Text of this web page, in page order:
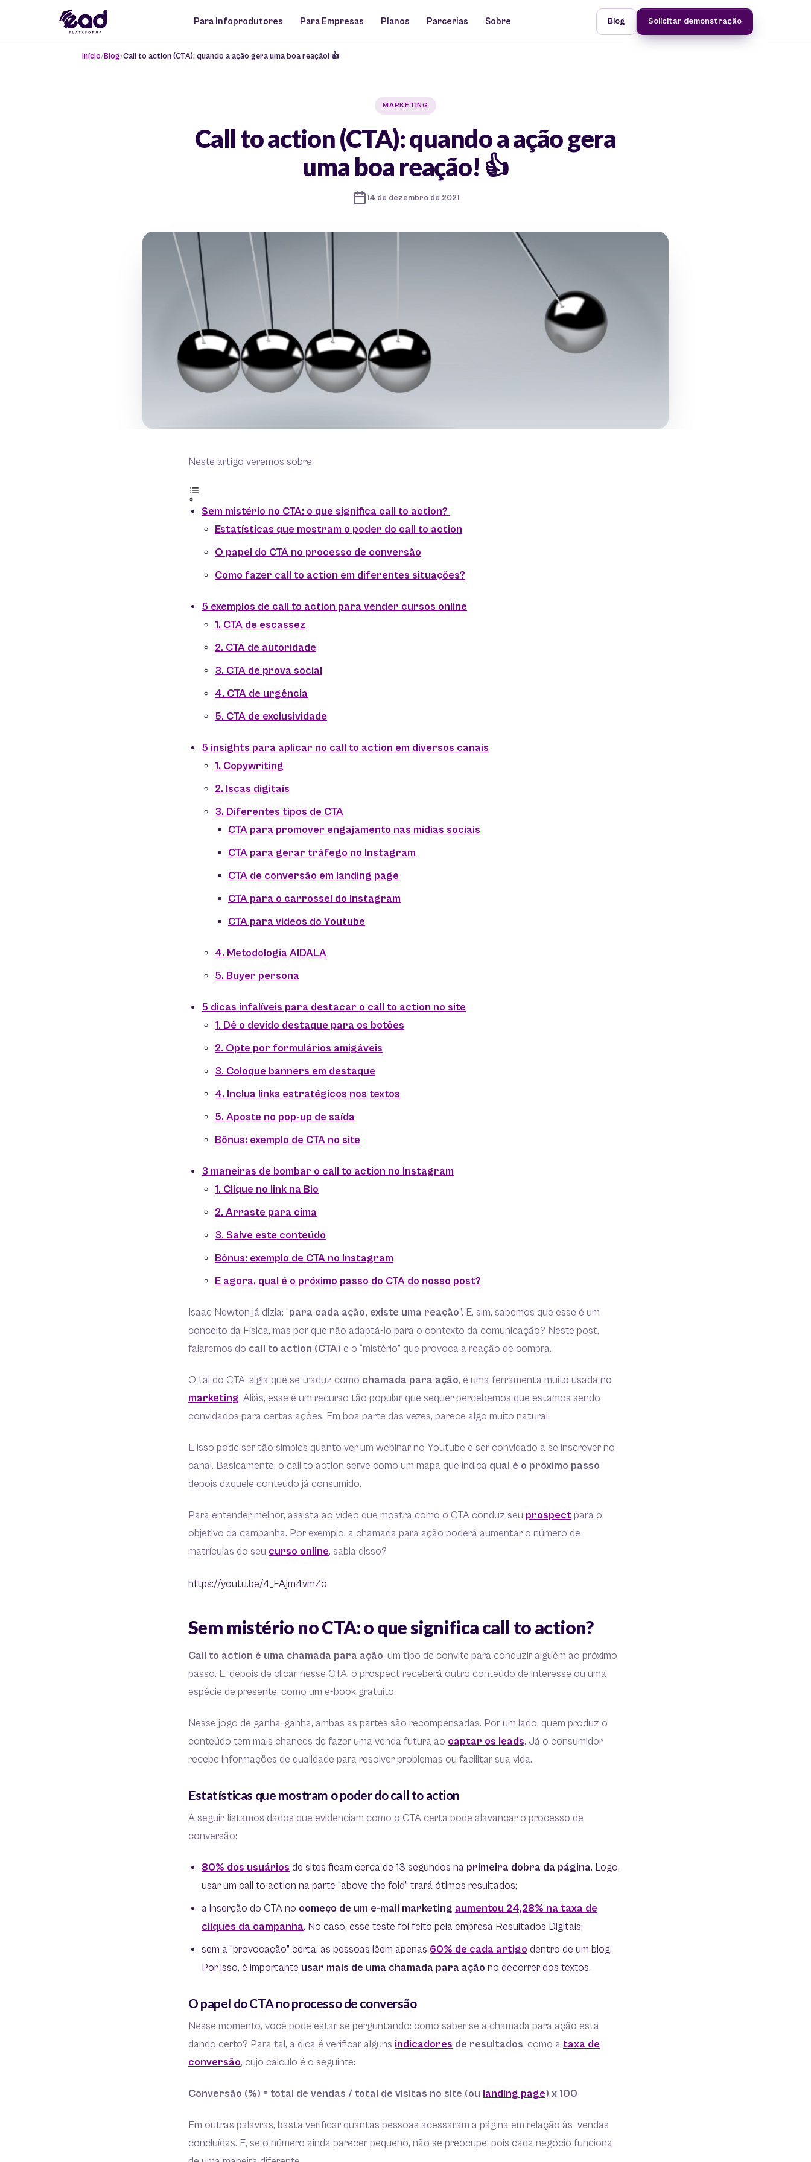
Para Infoprodutores Para Empresas Planos Parcerias Sobre Blog Solicitar demonstração
Início Blog Call to action (CTA): quando a ação gera uma boa reação! 👍
MARKETING
Call to action (CTA): quando a ação gera
uma boa reação! 👍
14 de dezembro de 2021
Neste artigo veremos sobre:
Sem mistério no CTA: o que significa call to action?
Estatísticas que mostram o poder do call to action
O papel do CTA no processo de conversão
Como fazer call to action em diferentes situações?
5 exemplos de call to action para vender cursos online
1. CTA de escassez
2. CTA de autoridade
3. CTA de prova social
4. CTA de urgência
5. CTA de exclusividade
5 insights para aplicar no call to action em diversos canais
1. Copywriting
2. Iscas digitais
3. Diferentes tipos de CTA
CTA para promover engajamento nas mídias sociais
CTA para gerar tráfego no Instagram
CTA de conversão em landing page
CTA para o carrossel do Instagram
CTA para vídeos do Youtube
4. Metodologia AIDALA
5. Buyer persona
5 dicas infalíveis para destacar o call to action no site
1. Dê o devido destaque para os botões
2. Opte por formulários amigáveis
3. Coloque banners em destaque
4. Inclua links estratégicos nos textos
5. Aposte no pop-up de saída
Bônus: exemplo de CTA no site
3 maneiras de bombar o call to action no Instagram
1. Clique no link na Bio
2. Arraste para cima
3. Salve este conteúdo
Bônus: exemplo de CTA no Instagram
E agora, qual é o próximo passo do CTA do nosso post?
Isaac Newton já dizia: “para cada ação, existe uma reação”. E, sim, sabemos que esse é um
conceito da Física, mas por que não adaptá-lo para o contexto da comunicação? Neste post,
falaremos do call to action (CTA) e o “mistério” que provoca a reação de compra.
O tal do CTA, sigla que se traduz como chamada para ação, é uma ferramenta muito usada no
marketing. Aliás, esse é um recurso tão popular que sequer percebemos que estamos sendo
convidados para certas ações. Em boa parte das vezes, parece algo muito natural.
E isso pode ser tão simples quanto ver um webinar no Youtube e ser convidado a se inscrever no
canal. Basicamente, o call to action serve como um mapa que indica qual é o próximo passo
depois daquele conteúdo já consumido.
Para entender melhor, assista ao vídeo que mostra como o CTA conduz seu prospect para o
objetivo da campanha. Por exemplo, a chamada para ação poderá aumentar o número de
matrículas do seu curso online, sabia disso?
https://youtu.be/4_FAjm4vmZo
Sem mistério no CTA: o que significa call to action?
Call to action é uma chamada para ação, um tipo de convite para conduzir alguém ao próximo
passo. E, depois de clicar nesse CTA, o prospect receberá outro conteúdo de interesse ou uma
espécie de presente, como um e-book gratuito.
Nesse jogo de ganha-ganha, ambas as partes são recompensadas. Por um lado, quem produz o
conteúdo tem mais chances de fazer uma venda futura ao captar os leads. Já o consumidor
recebe informações de qualidade para resolver problemas ou facilitar sua vida.
Estatísticas que mostram o poder do call to action
A seguir, listamos dados que evidenciam como o CTA certa pode alavancar o processo de
conversão:
80% dos usuários de sites ficam cerca de 13 segundos na primeira dobra da página. Logo,
usar um call to action na parte “above the fold” trará ótimos resultados;
a inserção do CTA no começo de um e-mail marketing aumentou 24,28% na taxa de
cliques da campanha. No caso, esse teste foi feito pela empresa Resultados Digitais;
sem a “provocação” certa, as pessoas lêem apenas 60% de cada artigo dentro de um blog.
Por isso, é importante usar mais de uma chamada para ação no decorrer dos textos.
O papel do CTA no processo de conversão
Nesse momento, você pode estar se perguntando: como saber se a chamada para ação está
dando certo? Para tal, a dica é verificar alguns indicadores de resultados, como a taxa de
conversão, cujo cálculo é o seguinte:
Conversão (%) = total de vendas / total de visitas no site (ou landing page) x 100
Em outras palavras, basta verificar quantas pessoas acessaram a página em relação às vendas
concluídas. E, se o número ainda parecer pequeno, não se preocupe, pois cada negócio funciona